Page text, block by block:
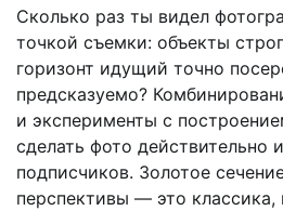
Сколько раз ты видел
точкой съемки: объекты
горизонт идущий точно
предсказуемо?
и эксперименты с
сделать фото действительно
подписчиков. Золотое
перспективы — это